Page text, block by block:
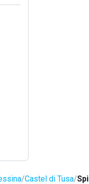
Castel di Tusa